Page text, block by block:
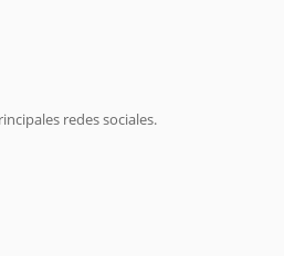
redes sociales.